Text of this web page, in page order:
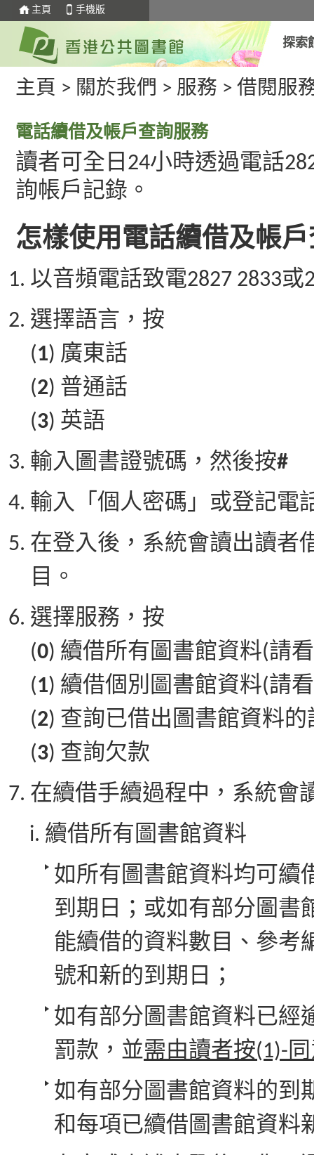
主頁 手機版
探索
主頁 > 關於我們 > 服務 > 借閱服
電話續借及帳戶查詢服務
讀者可全日24小時透過電話
詢帳戶記錄。
怎樣使用電話續借及帳
以音頻電話致電2827 2833或
選擇語言，按
(1) 廣東話
(2) 普通話
(3) 英語
輸入圖書證號碼，然後按#
輸入「個人密碼」或登記電
在登入後，系統會讀出讀者
目。
選擇服務，按
(0) 續借所有圖書館資料(請
(1) 續借個別圖書館資料(請
(2) 查詢已借出圖書館資料的
(3) 查詢欠款
在續借手續過程中，系統會
續借所有圖書館資料
如所有圖書館資料均可續
到期日；或如有部分圖書
能續借的資料數目、參考
號和新的到期日；
如有部分圖書館資料已經
罰款，並需由讀者按(1)-
如有部分圖書館資料的到
和每項已續借圖書館資料